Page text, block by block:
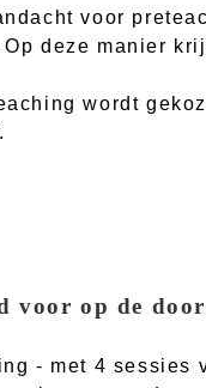
voor
deze manier
wordt
voor op de
- met 4 sessies